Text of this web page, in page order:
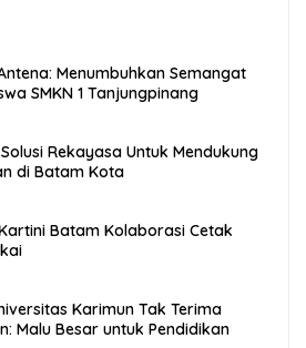
Menumbuhkan Semangat
SMKN 1 Tanjungpinang
Rekayasa Untuk Mendukung
di Batam Kota
Batam Kolaborasi Cetak
Karimun Tak Terima
Malu Besar untuk Pendidikan